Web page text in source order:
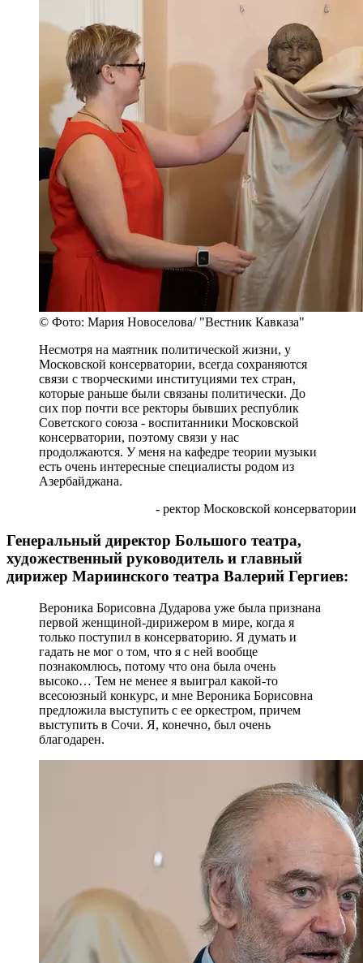
© Фото: Мария Новоселова/ "Вестник Кавказа"
Несмотря на маятник политической жизни, у
Московской консерватории, всегда сохраняются
связи с творческими институциями тех стран,
которые раньше были связаны политически. До
сих пор почти все ректоры бывших республик
Советского союза - воспитанники Московской
консерватории, поэтому связи у нас
продолжаются. У меня на кафедре теории музыки
есть очень интересные специалисты родом из
Азербайджана.
- ректор Московской консерватории
Генеральный директор Большого театра,
художественный руководитель и главный
дирижер Мариинского театра Валерий Гергиев:
Вероника Борисовна Дударова уже была признана
первой женщиной-дирижером в мире, когда я
только поступил в консерваторию. Я думать и
гадать не мог о том, что я с ней вообще
познакомлюсь, потому что она была очень
высоко… Тем не менее я выиграл какой-то
всесоюзный конкурс, и мне Вероника Борисовна
предложила выступить с ее оркестром, причем
выступить в Сочи. Я, конечно, был очень
благодарен.